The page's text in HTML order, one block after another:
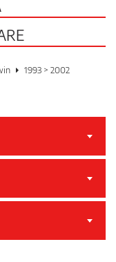
1993 > 2002